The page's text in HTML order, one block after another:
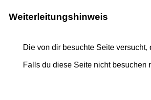
Weiterleitungshinweis
Die von dir besuchte Seite versucht,
Falls du diese Seite nicht besuchen